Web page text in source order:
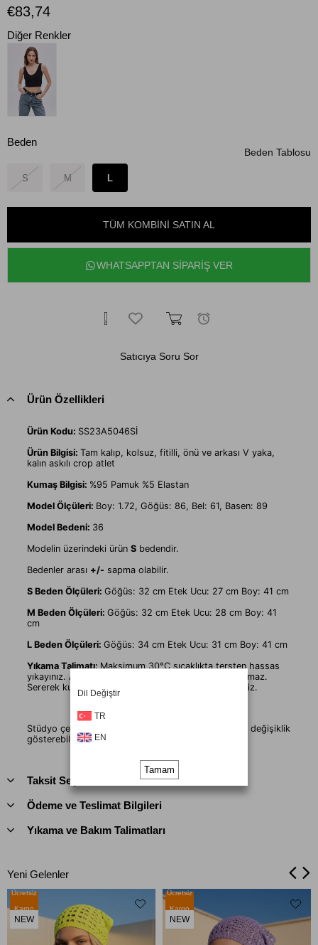
Dil Değiştir
TR
EN
Tamam
€83,74
Diğer Renkler
Beden Tablosu
Beden
S M L
TÜM KOMBINI SATIN AL
WHATSAPPTAN SİPARİŞ VER
Satıcıya Soru Sor
Ürün Özellikleri
Ürün Kodu: SS23A5046Sİ
Ürün Bilgisi: Tam kalıp, kolsuz, fitilli, önü ve arkası V yaka,
kalın askılı crop atlet
Kumaş Bilgisi: %95 Pamuk %5 Elastan
Model Ölçüleri: Boy: 1.72, Göğüs: 86, Bel: 61, Basen: 89
Model Bedeni: 36
Modelin üzerindeki ürün S bedendir.
Bedenler arası +/- sapma olabilir.
S Beden Ölçüleri: Göğüs: 32 cm Etek Ucu: 27 cm Boy: 41 cm
M Beden Ölçüleri: Göğüs: 32 cm Etek Ucu: 28 cm Boy: 41
cm
L Beden Ölçüleri: Göğüs: 34 cm Etek Ucu: 31 cm Boy: 41 cm
Yıkama Talimatı:Maksimum 30°C sıcaklıkta tersten hassas
yıkayınız. Ağartıcı kullanmayınız. Kurutucuda kurutulmaz.
Sererek kurutunuz. Düşük sıcaklıkta tersten ütüleyiniz.
Stüdyo çekimlerinde renkler ışık farklılığından dolayı değişiklik
gösterebilir.
Taksit Seçenekleri
Ödeme ve Teslimat Bilgileri
Yıkama ve Bakım Talimatları
Yeni Gelenler
Ücretsiz
Kargo
NEW
Ücretsiz
Kargo
NEW